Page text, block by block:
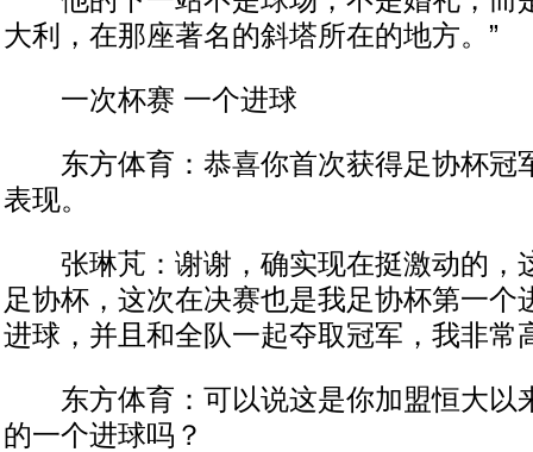
大利，在那座著名的斜塔所在的地方。”
一次杯赛 一个进球
东方体育：恭喜你首次获得足协杯冠
表现。
张琳芃：谢谢，确实现在挺激动的，
足协杯，这次在决赛也是我足协杯第一个
进球，并且和全队一起夺取冠军，我非常
东方体育：可以说这是你加盟恒大以
的一个进球吗？